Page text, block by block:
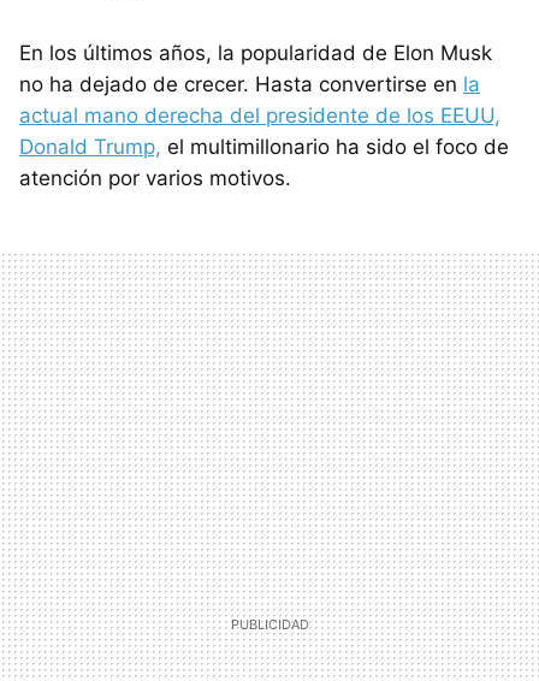
En los últimos años, la popularidad de Elon Musk
no ha dejado de crecer. Hasta convertirse en la
actual mano derecha del presidente de los EEUU,
Donald Trump, el multimillonario ha sido el foco de
atención por varios motivos.